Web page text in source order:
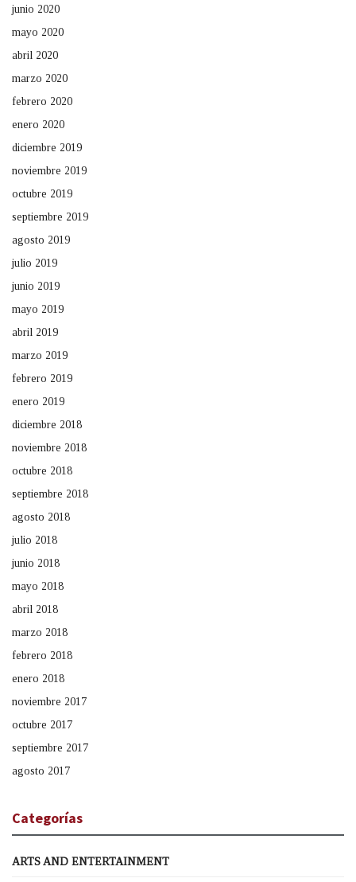
junio 2020
mayo 2020
abril 2020
marzo 2020
febrero 2020
enero 2020
diciembre 2019
noviembre 2019
octubre 2019
septiembre 2019
agosto 2019
julio 2019
junio 2019
mayo 2019
abril 2019
marzo 2019
febrero 2019
enero 2019
diciembre 2018
noviembre 2018
octubre 2018
septiembre 2018
agosto 2018
julio 2018
junio 2018
mayo 2018
abril 2018
marzo 2018
febrero 2018
enero 2018
noviembre 2017
octubre 2017
septiembre 2017
agosto 2017
Categorías
ARTS AND ENTERTAINMENT